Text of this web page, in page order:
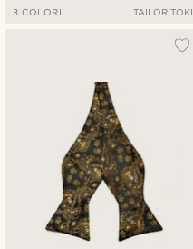
3 COLORI TAILOR TOKI